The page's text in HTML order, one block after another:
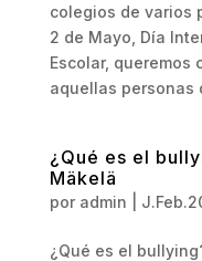
colegios de varios
2 de Mayo, Día
Escolar, queremos
aquellas personas
¿Qué es el
Mäkelä
por admin
¿Qué es el